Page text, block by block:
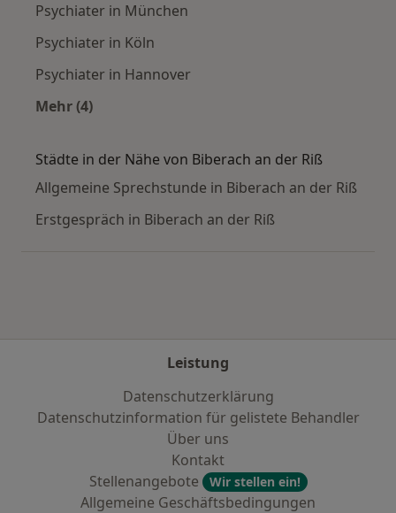
Psychiater in München
Psychiater in Köln
Psychiater in Hannover
Mehr (4)
Städte in der Nähe von Biberach an der Riß
Allgemeine Sprechstunde in Biberach an der Riß
Erstgespräch in Biberach an der Riß
Leistung
Datenschutzerklärung
Datenschutzinformation für gelistete Behandler
Über uns
Kontakt
Stellenangebote
Wir stellen ein!
Allgemeine Geschäftsbedingungen